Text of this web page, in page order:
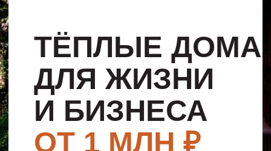
С УСТАНОВКОЙ
ЗА 1 ДЕНЬ
Хочу дом